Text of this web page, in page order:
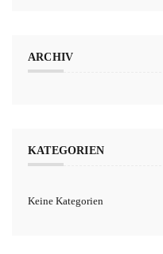
ARCHIV
KATEGORIEN
Keine Kategorien